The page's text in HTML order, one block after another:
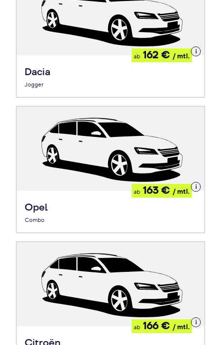
Dacia
Jogger
ab 162 € / mtl.
Details
zum
Opel
Combo
ab 163 € / mtl.
Details
zum
ab 166 € / mtl.
Details
zum